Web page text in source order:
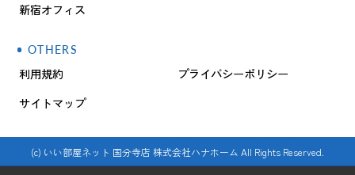
新宿オフィス
OTHERS
利用規約
サイトマップ
プライバシーポリシー
(c) いい部屋ネット 国分寺店 株式会社ハナホーム All Rights Reserved.